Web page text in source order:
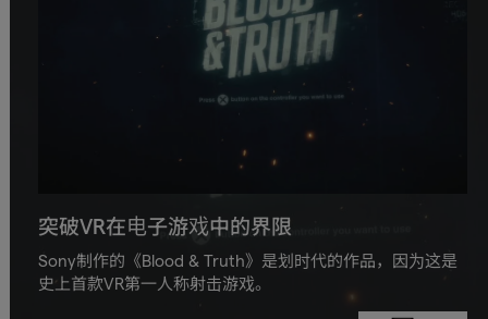
突破VR在电子游戏中的界限
Sony制作的《Blood & Truth》是划时代的作品，因为这是
史上首款VR第一人称射击游戏。